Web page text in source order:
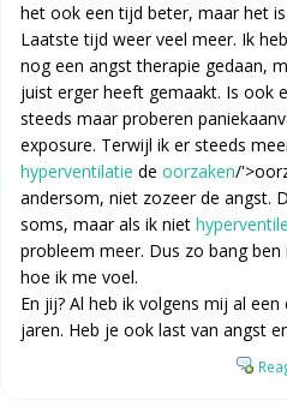
het ook een tijd beter, maar het
Laatste tijd weer veel meer. Ik
nog een angst therapie gedaan,
juist erger heeft gemaakt. Is ook
steeds maar proberen
exposure. Terwijl ik er steeds
hyperventilatie de oorzaken/
andersom, niet zozeer de angst.
soms, maar als ik niet
probleem meer. Dus zo bang
hoe ik me voel.
En jij? Al heb ik volgens mij al
jaren. Heb je ook last van angst